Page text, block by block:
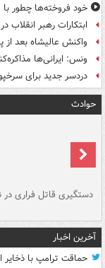
خود فروخته‌ها چطور
ابتکارات رهبر انقلاب
واکنش عالیشاه بعد از
ونس: ایرانی‌ها
دردسر جدید برای
حوادث
دستگیری قاتل فراری در
آخرین اخبار
حماقت ترامپ با ذخایر